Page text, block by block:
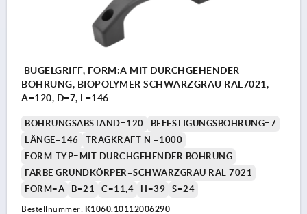
BÜGELGRIFF, FORM:A MIT DURCHGEHENDER
BOHRUNG, BIOPOLYMER SCHWARZGRAU RAL7021,
A=120, D=7, L=146
BOHRUNGSABSTAND=120
BEFESTIGUNGSBOHRUNG=7
LÄNGE=146
TRAGKRAFT N =1000
FORM-TYP=MIT DURCHGEHENDER BOHRUNG
FARBE GRUNDKÖRPER=SCHWARZGRAU RAL 7021
FORM=A
B=21 C=11,4 H=39 S=24
Bestellnummer: K1060.10112006290